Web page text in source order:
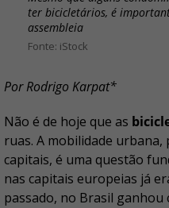
ter bicicletários, é
assembleia
iStock
Por Rodrigo Karpat*
Não é de hoje que as
ruas. A mobilidade
capitais, é uma questão
nas capitais europeias já
passado, no Brasil ganhou